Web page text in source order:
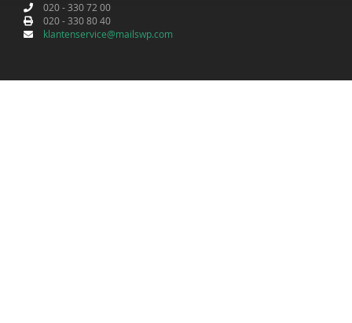
020 - 330 72 00
020 - 330 80 40
klantenservice@mailswp.com